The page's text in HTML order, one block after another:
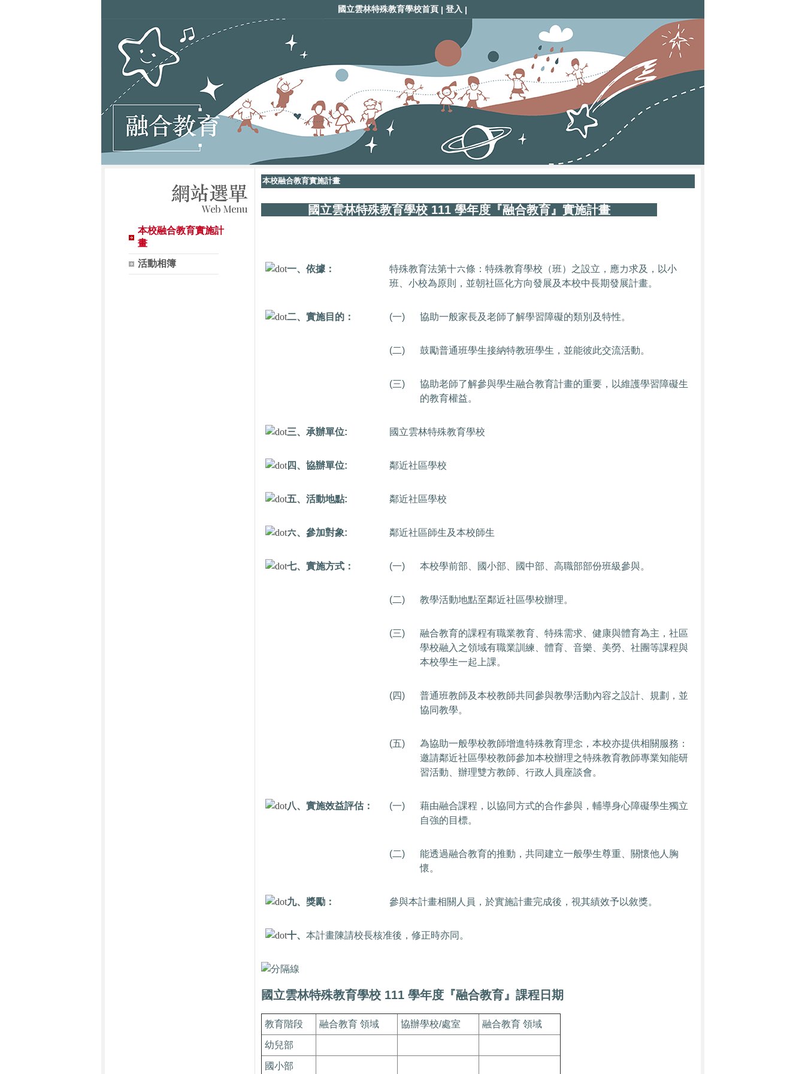
國立雲林特殊教育學校首頁 | 登入 |
本校融合教育實施計
畫
活動相簿
本校融合教育實施計畫
國立雲林特殊教育學校 111 學年度『融合教育』實施計畫
一、依據：
特殊教育法第十六條：特殊教育學校（班）之設立，應力求及，以小
班、小校為原則，並朝社區化方向發展及本校中長期發展計畫。
二、實施目的： (一) 協助一般家長及老師了解學習障礙的類別及特性。
(二) 鼓勵普通班學生接納特教班學生，並能彼此交流活動。
(三)
協助老師了解參與學生融合教育計畫的重要，以維護學習障礙生
的教育權益。
三、承辦單位: 國立雲林特殊教育學校
四、協辦單位: 鄰近社區學校
五、活動地點: 鄰近社區學校
六、參加對象: 鄰近社區師生及本校師生
七、實施方式： (一) 本校學前部、國小部、國中部、高職部部份班級參與。
(二) 教學活動地點至鄰近社區學校辦理。
(三)
融合教育的課程有職業教育、特殊需求、健康與體育為主，社區
學校融入之領域有職業訓練、體育、音樂、美勞、社團等課程與
本校學生一起上課。
(四)
普通班教師及本校教師共同參與教學活動內容之設計、規劃，並
協同教學。
(五)
為協助一般學校教師增進特殊教育理念，本校亦提供相關服務：
邀請鄰近社區學校教師參加本校辦理之特殊教育教師專業知能研
習活動、辦理雙方教師、行政人員座談會。
八、實施效益評估： (一)
藉由融合課程，以協同方式的合作參與，輔導身心障礙學生獨立
自強的目標。
(二)
能透過融合教育的推動，共同建立一般學生尊重、關懷他人胸
懷。
九、獎勵： 參與本計畫相關人員，於實施計畫完成後，視其績效予以敘獎。
十、 本計畫陳請校長核准後，修正時亦同。
國立雲林特殊教育學校 111 學年度『融合教育』課程日期
教育階段 融合教育 領域 協辦學校/處室 融合教育 領域
幼兒部
國小部